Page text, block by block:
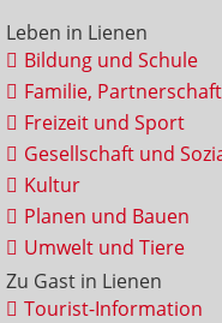
Leben in Lienen
Bildung und Schule
Familie,
Freizeit und Sport
Gesellschaft und
Kultur
Planen und Bauen
Umwelt und Tiere
Zu Gast in Lienen
Tourist-Information